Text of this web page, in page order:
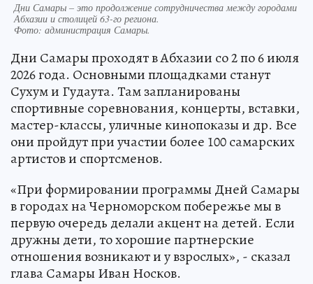
Дни Самары – это продолжение сотрудничества между городами
Абхазии и столицей 63-го региона.
Фото: администрация Самары.
Дни Самары проходят в Абхазии со 2 по 6 июля
2026 года. Основными площадками станут
Сухум и Гудаута. Там запланированы
спортивные соревнования, концерты, вставки,
мастер-классы, уличные кинопоказы и др. Все
они пройдут при участии более 100 самарских
артистов и спортсменов.
«При формировании программы Дней Самары
в городах на Черноморском побережье мы в
первую очередь делали акцент на детей. Если
дружны дети, то хорошие партнерские
отношения возникают и у взрослых», - сказал
глава Самары Иван Носков.